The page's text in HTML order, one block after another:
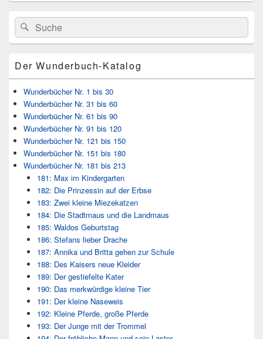
Primärer
Seitenleisten
Widget-
Bereich
Search
for:
Suche
Der Wunderbuch-Katalog
Wunderbücher Nr. 1 bis 30
Wunderbücher Nr. 31 bis 60
Wunderbücher Nr. 61 bis 90
Wunderbücher Nr. 91 bis 120
Wunderbücher Nr. 121 bis 150
Wunderbücher Nr. 151 bis 180
Wunderbücher Nr. 181 bis 213
181: Max im Kindergarten
182: Die Prinzessin auf der Erbse
183: Zwei kleine Miezekatzen
184: Die Stadtmaus und die Landmaus
185: Waldos Geburtstag
186: Stefans lieber Drache
187: Annika und Britta gehen zur Schule
188: Des Kaisers neue Kleider
189: Der gestiefelte Kater
190: Das merkwürdige kleine Tier
191: Der kleine Naseweis
192: Kleine Pferde, große Pferde
193: Der Junge mit der Trommel